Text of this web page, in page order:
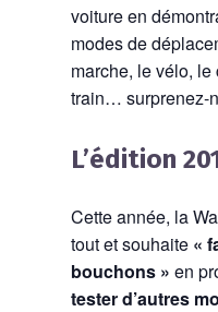
voiture en
modes de
marche, le vélo,
train… surprenez-
L’édition
Cette année, la
tout et souhaite «
bouchons » en
tester d’autres